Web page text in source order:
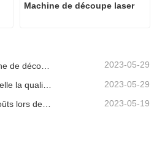
Machine de découpe laser
2023-05-29
2023-05-29
Conseils pour réduire les coûts lors de l'utilisation de machines de découpe laser 2023-05-19